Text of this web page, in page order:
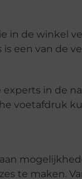
de winkel
een van de
in de
voetafdruk
te maken.